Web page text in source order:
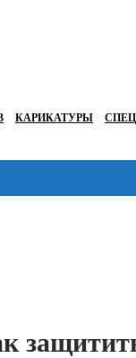
КАРИКАТУРЫ